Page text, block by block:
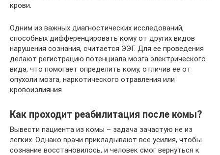
крови.
Одним из важных диагностических исследований,
способных дифференцировать кому от других видов
нарушения сознания, считается ЭЭГ. Для ее проведения
делают регистрацию потенциала мозга электрического
вида, что помогает определить кому, отличив ее от
опухоли мозга, наркотического отравления или
кровоизлияния.
Как проходит реабилитация после комы?
Вывести пациента из комы – задача зачастую не из
легких. Однако врачи прикладывают все усилия, чтобы
сознание восстановилось, и человек смог вернуться к